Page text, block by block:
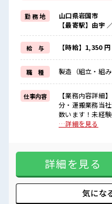
≪稼ぎたい人向け≫
高収入を希望される方にオ
残業は月20時間以上あり
≪モチベーションもUP≫
派手過ぎなければ髪型や髪
(規定有)制服があると毎日
≪自分に向いている仕事が
困った事などがあれば、
担当がしっかりサポートし
■職場の雰囲気
キバツ過ぎなければ髪色
あなたの個性を大事にでき
ロッカーあり！
安心してお仕事に集中♪
勤 務 地
山口県岩国市
【最寄駅】由宇
給 与 【時給】1,350 円
職 種 製造（組立・組み
仕事内容
【業務内容詳細
分・運搬業務当
数います！未経
みの職歴の方も
ょっとだけ…と
希望される方に
モチベーション
(規定有)制服が
いている仕事が
かりサポートします！ ■職場の雰囲気 キバツ
…詳細を見る
詳細を見る
気にな